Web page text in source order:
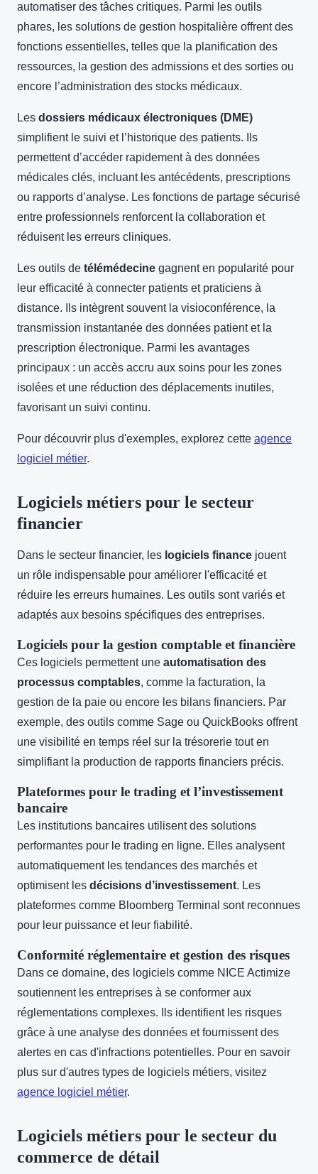
automatiser des tâches critiques. Parmi les outils
phares, les solutions de gestion hospitalière offrent des
fonctions essentielles, telles que la planification des
ressources, la gestion des admissions et des sorties ou
encore l’administration des stocks médicaux.
Les dossiers médicaux électroniques (DME)
simplifient le suivi et l’historique des patients. Ils
permettent d’accéder rapidement à des données
médicales clés, incluant les antécédents, prescriptions
ou rapports d’analyse. Les fonctions de partage sécurisé
entre professionnels renforcent la collaboration et
réduisent les erreurs cliniques.
Les outils de télémédecine gagnent en popularité pour
leur efficacité à connecter patients et praticiens à
distance. Ils intègrent souvent la visioconférence, la
transmission instantanée des données patient et la
prescription électronique. Parmi les avantages
principaux : un accès accru aux soins pour les zones
isolées et une réduction des déplacements inutiles,
favorisant un suivi continu.
Pour découvrir plus d'exemples, explorez cette agence
logiciel métier.
Logiciels métiers pour le secteur
financier
Dans le secteur financier, les logiciels finance jouent
un rôle indispensable pour améliorer l'efficacité et
réduire les erreurs humaines. Les outils sont variés et
adaptés aux besoins spécifiques des entreprises.
Logiciels pour la gestion comptable et financière
Ces logiciels permettent une automatisation des
processus comptables, comme la facturation, la
gestion de la paie ou encore les bilans financiers. Par
exemple, des outils comme Sage ou QuickBooks offrent
une visibilité en temps réel sur la trésorerie tout en
simplifiant la production de rapports financiers précis.
Plateformes pour le trading et l’investissement
bancaire
Les institutions bancaires utilisent des solutions
performantes pour le trading en ligne. Elles analysent
automatiquement les tendances des marchés et
optimisent les décisions d’investissement. Les
plateformes comme Bloomberg Terminal sont reconnues
pour leur puissance et leur fiabilité.
Conformité réglementaire et gestion des risques
Dans ce domaine, des logiciels comme NICE Actimize
soutiennent les entreprises à se conformer aux
réglementations complexes. Ils identifient les risques
grâce à une analyse des données et fournissent des
alertes en cas d'infractions potentielles. Pour en savoir
plus sur d'autres types de logiciels métiers, visitez
agence logiciel métier.
Logiciels métiers pour le secteur du
commerce de détail